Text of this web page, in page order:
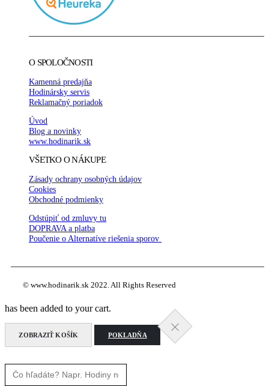
O SPOLOČNOSTI
Kamenná predajňa
Hodinársky servis
Reklamačný poriadok
Úvod
Blog a novinky
www.hodinarik.sk
VŠETKO O NÁKUPE
Zásady ochrany osobných údajov
Cookies
Obchodné podmienky
Odstúpiť od zmluvy tu
DOPRAVA a platba
Poučenie o Alternatíve riešenia sporov
© www.hodinarik.sk 2022. All Rights Reserved
has been added to your cart.
ZOBRAZIŤ KOŠÍK POKLADŇA